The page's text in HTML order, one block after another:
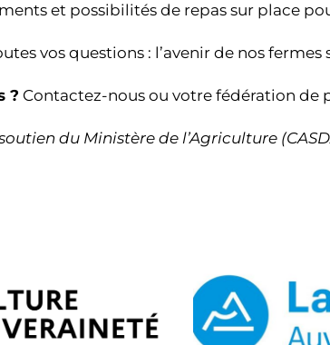
et possibilités de repas sur place
vos questions : l’avenir de nos
? Contactez-nous ou votre fédération de
du Ministère de l’Agriculture